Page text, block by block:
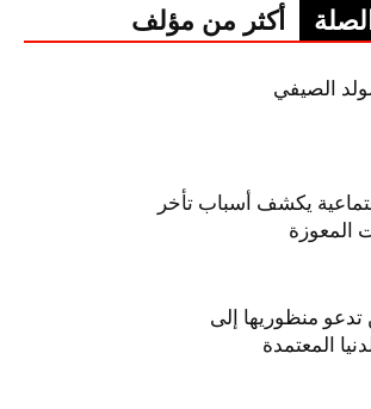
أكثر من مؤلف
الصيفي
يكشف أسباب تأخر
المعوزة
تدعو منظوريها إلى
المعتمدة